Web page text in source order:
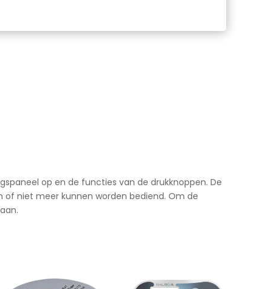
i
op en de functies van de drukknoppen. De
of niet meer kunnen worden bediend. Om de